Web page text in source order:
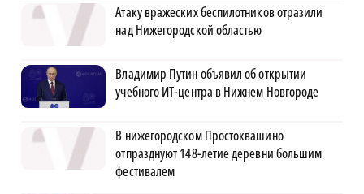
Атаку вражеских беспилотников отразили
над Нижегородской областью
Владимир Путин объявил об открытии
учебного ИТ-центра в Нижнем Новгороде
В нижегородском Простоквашино
отпразднуют 148-летие деревни большим
фестивалем